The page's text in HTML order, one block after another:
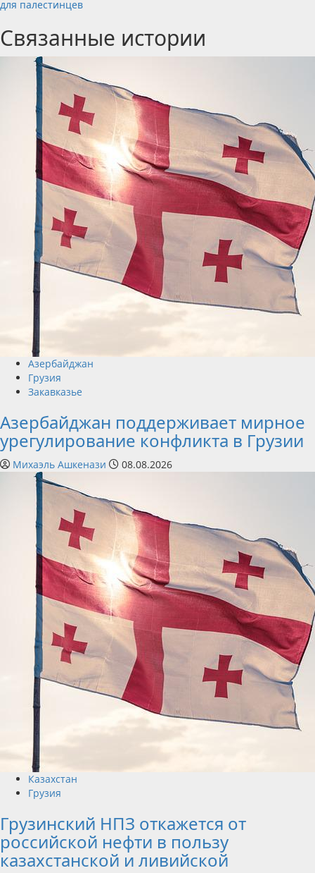
для палестинцев
Связанные истории
Азербайджан
Грузия
Закавказье
Азербайджан поддерживает мирное
урегулирование конфликта в Грузии
Михаэль Ашкенази 08.08.2026
Казахстан
Грузия
Грузинский НПЗ откажется от
российской нефти в пользу
казахстанской и ливийской